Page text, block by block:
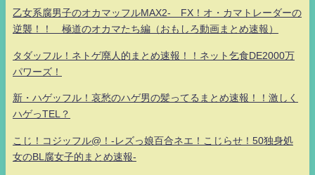
乙女系腐男子のオカマッフルMAX2- FX！オ・カマトレーダーの
逆襲！！ 極道のオカマたち編（おもしろ動画まとめ速報）
タダッフル！ネトゲ廃人的まとめ速報！！ネット乞食DE2000万
パワーズ！
新・ハゲッフル！哀愁のハゲ男の髪ってるまとめ速報！！激しく
ハゲっTEL？
こじ！コジッフル@！-レズっ娘百合ネエ！こじらせ！50独身処
女のBL腐女子的まとめ速報-